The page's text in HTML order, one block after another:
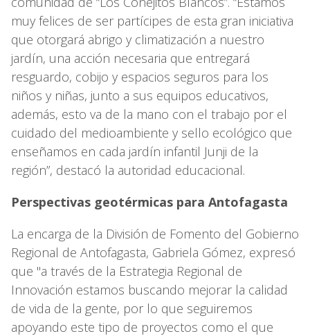
muy felices de ser partícipes de esta gran iniciativa
que otorgará abrigo y climatización a nuestro
jardín, una acción necesaria que entregará
resguardo, cobijo y espacios seguros para los
niños y niñas, junto a sus equipos educativos,
además, esto va de la mano con el trabajo por el
cuidado del medioambiente y sello ecológico que
enseñamos en cada jardín infantil Junji de la
región”, destacó la autoridad educacional.
Perspectivas geotérmicas para Antofagasta
La encarga de la División de Fomento del Gobierno
Regional de Antofagasta, Gabriela Gómez, expresó
que "a través de la Estrategia Regional de
Innovación estamos buscando mejorar la calidad
de vida de la gente, por lo que seguiremos
apoyando este tipo de proyectos como el que